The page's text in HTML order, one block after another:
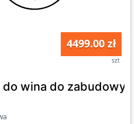
4499.00 zł
szt
do wina do zabudowy